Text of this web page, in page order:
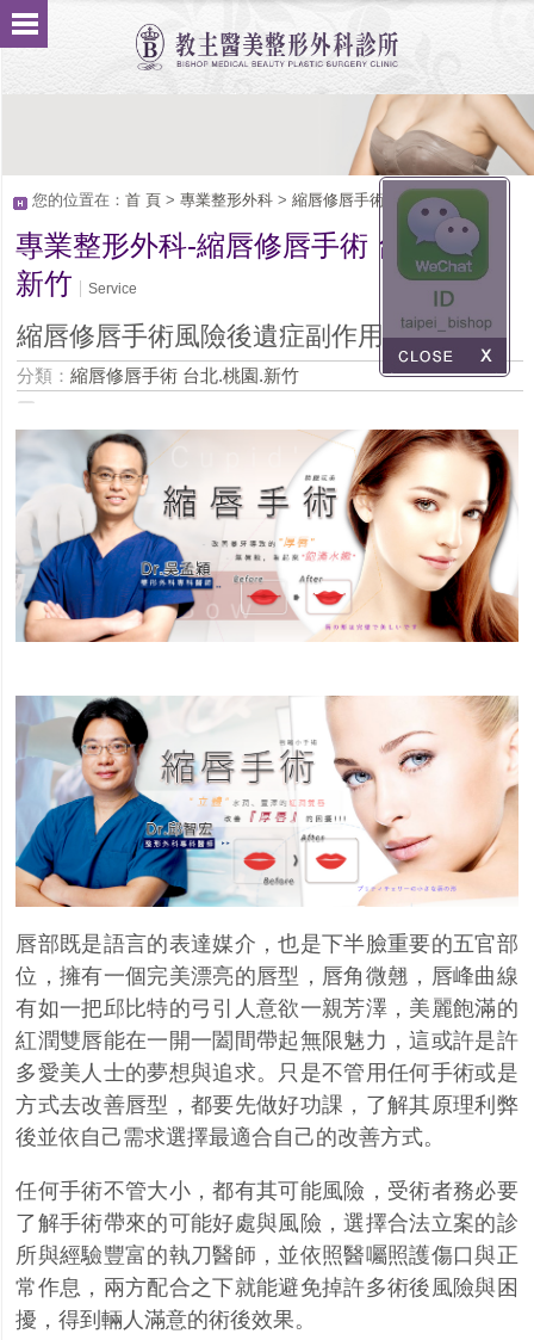
您的位置在： 首 頁> 專業整形外科> 縮唇修唇手術 台北.桃園.新竹
專業整形外科-縮唇修唇手術 台北.桃園.
新竹
Service
縮唇修唇手術風險後遺症副作用
分類： 縮唇修唇手術 台北.桃園.新竹
唇部既是語言的表達媒介，也是下半臉重要的五官部
位，擁有一個完美漂亮的唇型，唇角微翹，唇峰曲線
有如一把邱比特的弓引人意欲一親芳澤，美麗飽滿的
紅潤雙唇能在一開一闔間帶起無限魅力，這或許是許
多愛美人士的夢想與追求。只是不管用任何手術或是
方式去改善唇型，都要先做好功課，了解其原理利弊
後並依自己需求選擇最適合自己的改善方式。
任何手術不管大小，都有其可能風險，受術者務必要
了解手術帶來的可能好處與風險，選擇合法立案的診
所與經驗豐富的執刀醫師，並依照醫囑照護傷口與正
常作息，兩方配合之下就能避免掉許多術後風險與困
擾，得到輛人滿意的術後效果。